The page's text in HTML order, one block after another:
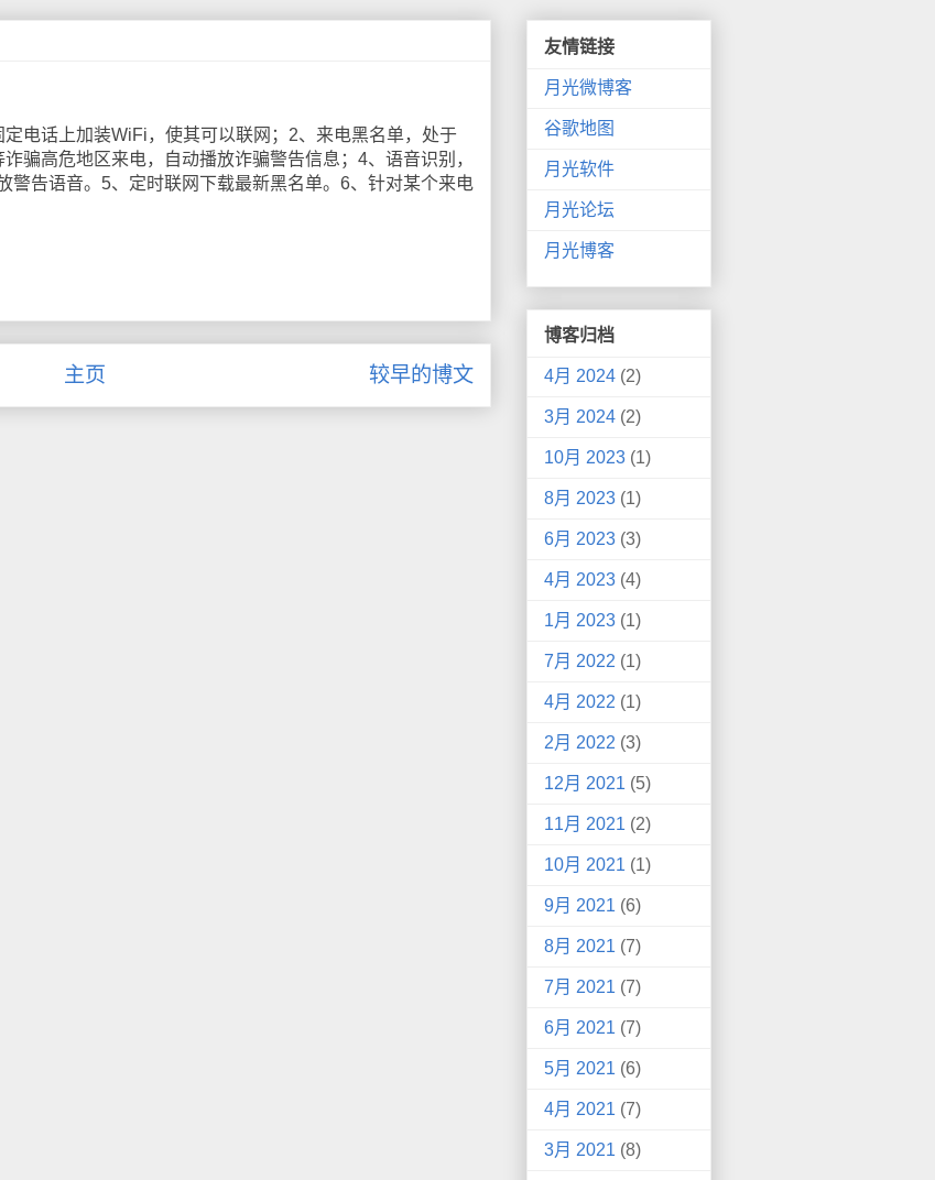
话上加装WiFi，使其可以联网；2、来电黑名单，处于
骗高危地区来电，自动播放诈骗警告信息；4、语音识别，
警告语音。5、定时联网下载最新黑名单。6、针对某个来电
较早的博文
主页
友情链接
月光微博客
谷歌地图
月光软件
月光论坛
月光博客
博客归档
4月 2024 (2)
3月 2024 (2)
10月 2023 (1)
8月 2023 (1)
6月 2023 (3)
4月 2023 (4)
1月 2023 (1)
7月 2022 (1)
4月 2022 (1)
2月 2022 (3)
12月 2021 (5)
11月 2021 (2)
10月 2021 (1)
9月 2021 (6)
8月 2021 (7)
7月 2021 (7)
6月 2021 (7)
5月 2021 (6)
4月 2021 (7)
3月 2021 (8)